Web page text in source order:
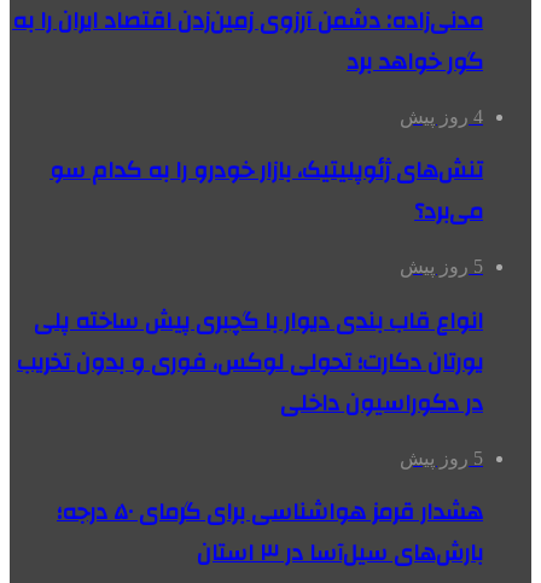
مدنی‌زاده: دشمن آرزوی زمین‌زدن اقتصاد ایران را به
گور خواهد برد
4 روز پیش
تنش‌های ژئوپلیتیک، بازار خودرو را به کدام سو
می‌برد؟
5 روز پیش
انواع قاب بندی دیوار با گچبری پیش ساخته پلی
یورتان دکارت؛ تحولی لوکس، فوری و بدون تخریب
در دکوراسیون داخلی
5 روز پیش
هشدار قرمز هواشناسی برای گرمای ۵۰ درجه؛
بارش‌های سیل‌آسا در ۳ استان